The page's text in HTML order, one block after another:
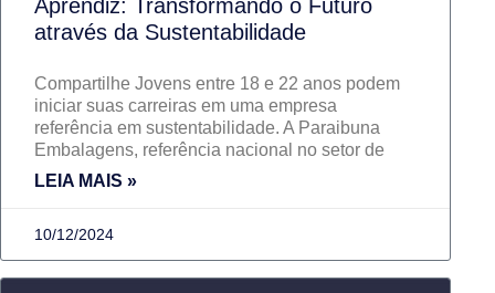
Aprendiz: Transformando o Futuro
através da Sustentabilidade
Compartilhe Jovens entre 18 e 22 anos podem
iniciar suas carreiras em uma empresa
referência em sustentabilidade. A Paraibuna
Embalagens, referência nacional no setor de
LEIA MAIS »
10/12/2024